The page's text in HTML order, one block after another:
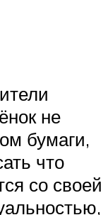
не
бумаги,
что
со своей